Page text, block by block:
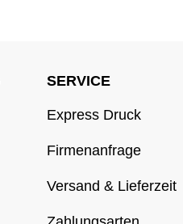
SERVICE
Express Druck
Firmenanfrage
Versand & Lieferzeit